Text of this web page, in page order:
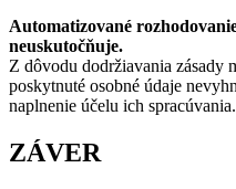
Automatizované
neuskutočňuje.
Z dôvodu dodržiavania zásady
poskytnuté osobné údaje
naplnenie účelu ich spracúvania.
ZÁVER